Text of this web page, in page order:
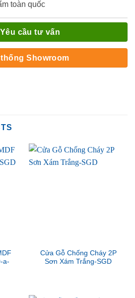
toàn quốc
Yêu cầu tư vấn
thống Showroom
a-
Cửa Gỗ Chống Cháy 2P
Sơn Xám Trắng-SGD